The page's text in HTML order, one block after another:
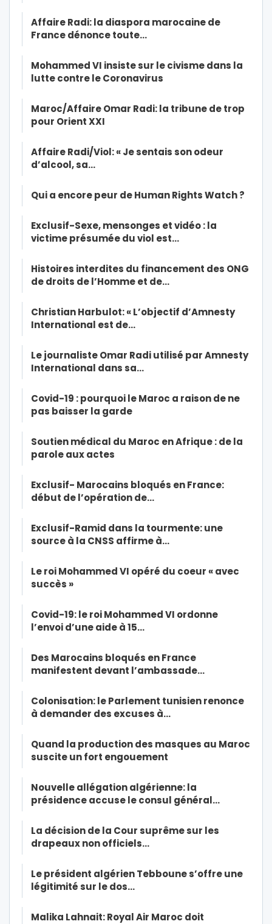
Affaire Radi: la diaspora marocaine de
France dénonce toute…
Mohammed VI insiste sur le civisme dans la
lutte contre le Coronavirus
Maroc/Affaire Omar Radi: la tribune de trop
pour Orient XXI
Affaire Radi/Viol: « Je sentais son odeur
d’alcool, sa…
Qui a encore peur de Human Rights Watch ?
Exclusif-Sexe, mensonges et vidéo : la
victime présumée du viol est…
Histoires interdites du financement des ONG
de droits de l’Homme et de…
Christian Harbulot: « L’objectif d’Amnesty
International est de…
Le journaliste Omar Radi utilisé par Amnesty
International dans sa…
Covid-19 : pourquoi le Maroc a raison de ne
pas baisser la garde
Soutien médical du Maroc en Afrique : de la
parole aux actes
Exclusif- Marocains bloqués en France:
début de l’opération de…
Exclusif-Ramid dans la tourmente: une
source à la CNSS affirme à…
Le roi Mohammed VI opéré du coeur « avec
succès »
Covid-19: le roi Mohammed VI ordonne
l’envoi d’une aide à 15…
Des Marocains bloqués en France
manifestent devant l’ambassade…
Colonisation: le Parlement tunisien renonce
à demander des excuses à…
Quand la production des masques au Maroc
suscite un fort engouement
Nouvelle allégation algérienne: la
présidence accuse le consul général…
La décision de la Cour suprême sur les
drapeaux non officiels…
Le président algérien Tebboune s’offre une
légitimité sur le dos…
Malika Lahnait: Royal Air Maroc doit